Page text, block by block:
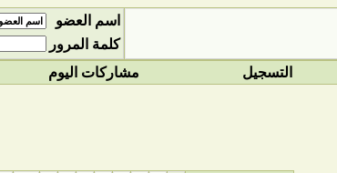
اسم العضو
كلمة المرور
التسجيل مشاركات اليوم